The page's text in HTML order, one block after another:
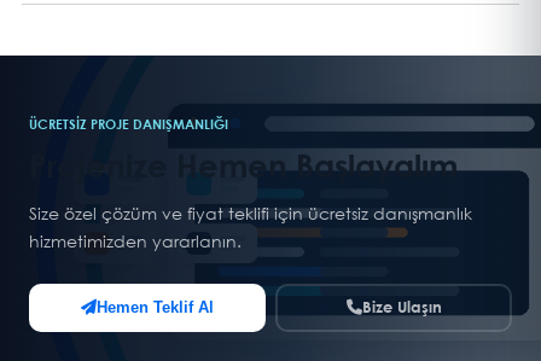
ÜCRETSIZ PROJE DANIŞMANLIĞI
Projenize Hemen Başlayalım
Size özel çözüm ve fiyat teklifi için ücretsiz danışmanlık
hizmetimizden yararlanın.
Hemen Teklif Al Bize Ulaşın